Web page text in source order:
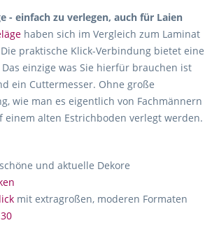
- einfach zu verlegen, auch für Laien
haben sich im Vergleich zum Laminat
praktische Klick-Verbindung bietet eine
einzige was Sie hierfür brauchen ist
ein Cuttermesser. Ohne große
wie man es eigentlich von Fachmännern
einem alten Estrichboden verlegt werden.
und aktuelle Dekore
mit extragroßen, moderen Formaten